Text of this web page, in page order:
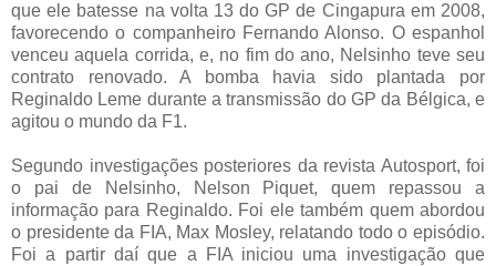
que ele batesse na volta 13 do GP de Cingapura em 2008,
favorecendo o companheiro Fernando Alonso. O espanhol
venceu aquela corrida, e, no fim do ano, Nelsinho teve seu
contrato renovado. A bomba havia sido plantada por
Reginaldo Leme durante a transmissão do GP da Bélgica, e
agitou o mundo da F1.
Segundo investigações posteriores da revista Autosport, foi
o pai de Nelsinho, Nelson Piquet, quem repassou a
informação para Reginaldo. Foi ele também quem abordou
o presidente da FIA, Max Mosley, relatando todo o episódio.
Foi a partir daí que a FIA iniciou uma investigação que